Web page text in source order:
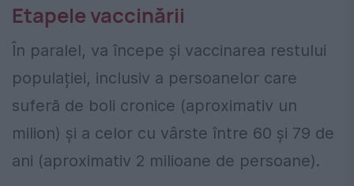
Etapele vaccinării
În paralel, va începe şi vaccinarea restului
populației, inclusiv a persoanelor care
suferă de boli cronice (aproximativ un
milion) și a celor cu vârste între 60 şi 79 de
ani (aproximativ 2 milioane de persoane).